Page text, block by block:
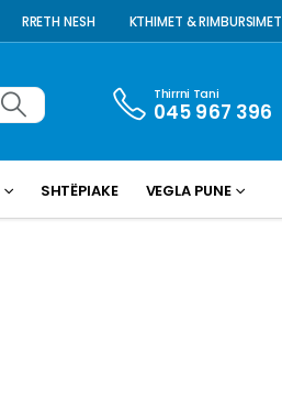
RRETH NESH KTHIMET & RIMBURSIMET
Thirrni Tani
045 967 396
SHTËPIAKE VEGLA PUNE